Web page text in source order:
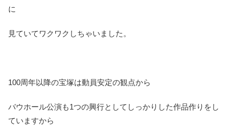
に
見ていてワクワクしちゃいました。
100周年以降の宝塚は動員安定の観点から
バウホール公演も1つの興行としてしっかりした作品作りをし
ていますから